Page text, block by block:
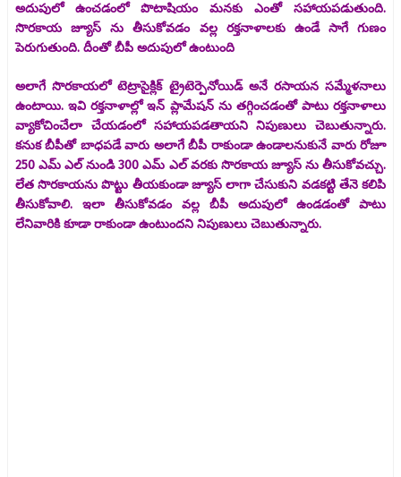
అదుపులో ఉంచడంలో పొటాషియం మనకు ఎంతో సహాయపడుతుంది.
సొరకాయ జ్యూస్ ను తీసుకోవడం వల్ల రక్తనాళాలకు ఉండే సాగే గుణం
పెరుగుతుంది. దీంతో బీపీ అదుపులో ఉంటుంది
అలాగే సొరకాయలో టెట్రాసైక్లిక్ ట్రైటెర్పెనోయిడ్ అనే రసాయన సమ్మేళనాలు
ఉంటాయి. ఇవి రక్తనాళాల్లో ఇన్ ప్లామేషన్ ను తగ్గించడంతో పాటు రక్తనాళాలు
వ్యాకోచించేలా చేయడంలో సహాయపడతాయని నిపుణులు చెబుతున్నారు.
కనుక బీపీతో బాధపడే వారు అలాగే బీపీ రాకుండా ఉండాలనుకునే వారు రోజూ
250 ఎమ్ ఎల్ నుండి 300 ఎమ్ ఎల్ వరకు సొరకాయ జ్యూస్ ను తీసుకోవచ్చు.
లేత సొరకాయను పొట్టు తీయకుండా జ్యూస్ లాగా చేసుకుని వడకట్టి తేనె కలిపి
తీసుకోవాలి. ఇలా తీసుకోవడం వల్ల బీపీ అదుపులో ఉండడంతో పాటు
లేనివారికి కూడా రాకుండా ఉంటుందని నిపుణులు చెబుతున్నారు.